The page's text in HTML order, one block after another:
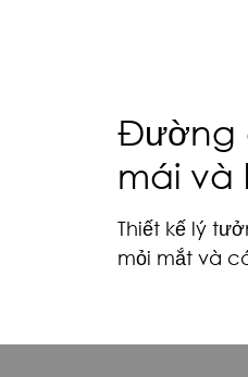
Đường
mái và
Thiết kế lý
mỏi mắt và